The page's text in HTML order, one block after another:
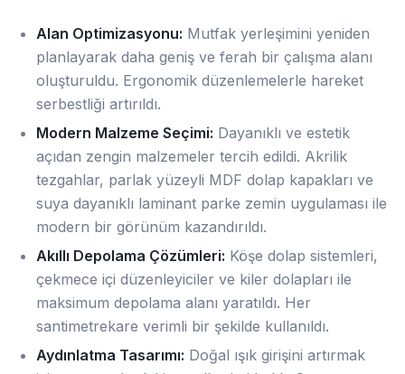
Alan Optimizasyonu: Mutfak yerleşimini yeniden
planlayarak daha geniş ve ferah bir çalışma alanı
oluşturuldu. Ergonomik düzenlemelerle hareket
serbestliği artırıldı.
Modern Malzeme Seçimi: Dayanıklı ve estetik
açıdan zengin malzemeler tercih edildi. Akrilik
tezgahlar, parlak yüzeyli MDF dolap kapakları ve
suya dayanıklı laminant parke zemin uygulaması ile
modern bir görünüm kazandırıldı.
Akıllı Depolama Çözümleri: Köşe dolap sistemleri,
çekmece içi düzenleyiciler ve kiler dolapları ile
maksimum depolama alanı yaratıldı. Her
santimetrekare verimli bir şekilde kullanıldı.
Aydınlatma Tasarımı: Doğal ışık girişini artırmak